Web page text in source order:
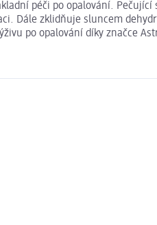
péči po opalování.
Dále zklidňuje sluncem
po opalování díky značce